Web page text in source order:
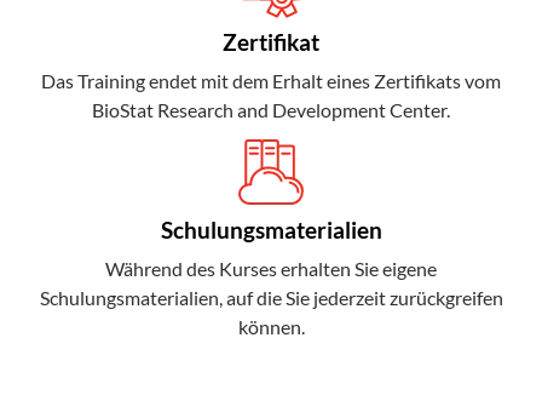
Zertifikat
Das Training endet mit dem Erhalt eines Zertifikats vom
BioStat Research and Development Center.
Schulungsmaterialien
Während des Kurses erhalten Sie eigene
Schulungsmaterialien, auf die Sie jederzeit zurückgreifen
können.